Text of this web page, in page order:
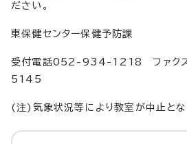
ださい。
東保健センター保健予防課
受付電話052-934-1218 ファク
5145
(注)気象状況等により教室が中止とな